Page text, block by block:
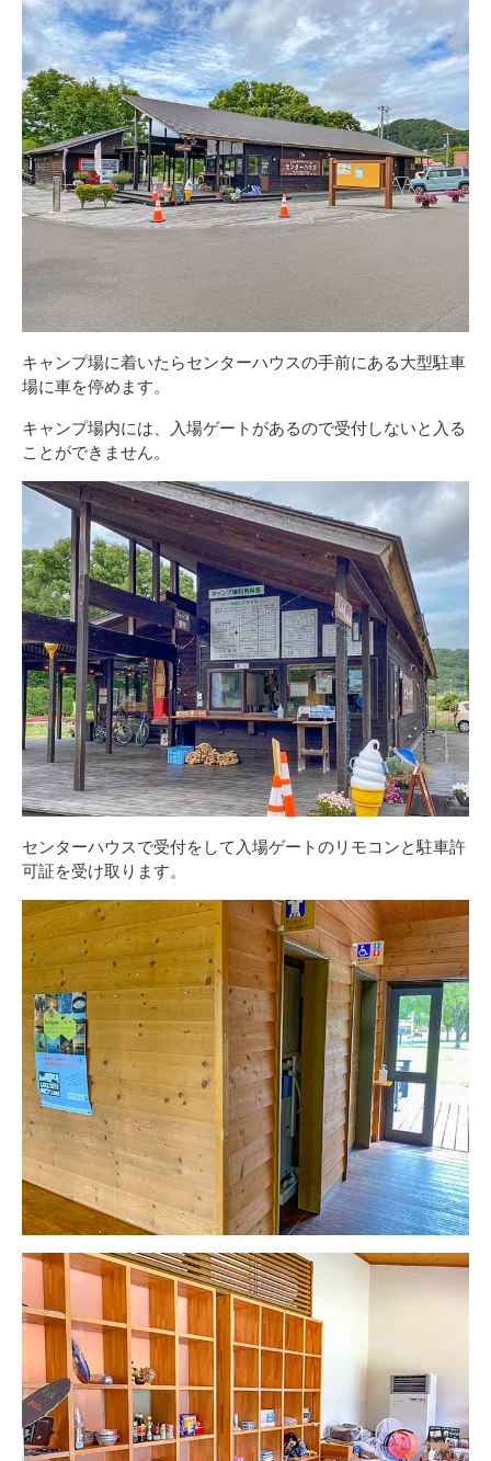
キャンプ場に着いたらセンターハウスの手前にある大型駐車
場に車を停めます。
キャンプ場内には、入場ゲートがあるので受付しないと入る
ことができません。
センターハウスで受付をして入場ゲートのリモコンと駐車許
可証を受け取ります。